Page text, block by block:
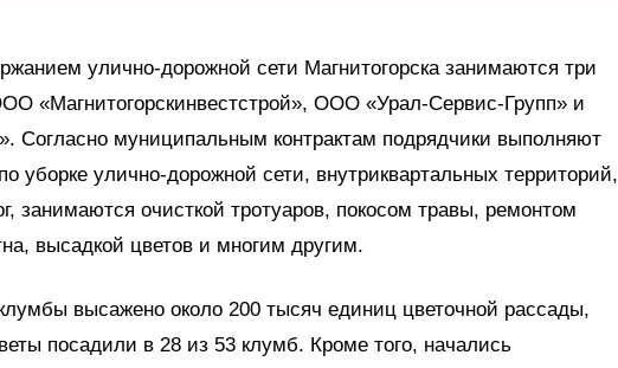
улично-дорожной сети Магнитогорска занимаются три
«Магнитогорскинвестстрой», ООО «Урал-Сервис-Групп» и
Согласно муниципальным контрактам подрядчики выполняют
уборке улично-дорожной сети, внутриквартальных территорий,
занимаются очисткой тротуаров, покосом травы, ремонтом
высадкой цветов и многим другим.
высажено около 200 тысяч единиц цветочной рассады,
посадили в 28 из 53 клумб. Кроме того, начались